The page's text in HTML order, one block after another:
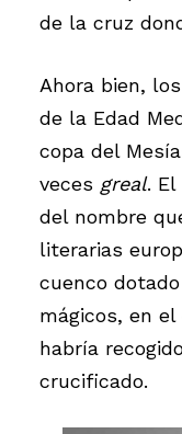
de la cruz
Ahora bien,
de la Edad
copa del
veces greal. El
del nombre
literarias
cuenco
mágicos, en
habría
crucificado.